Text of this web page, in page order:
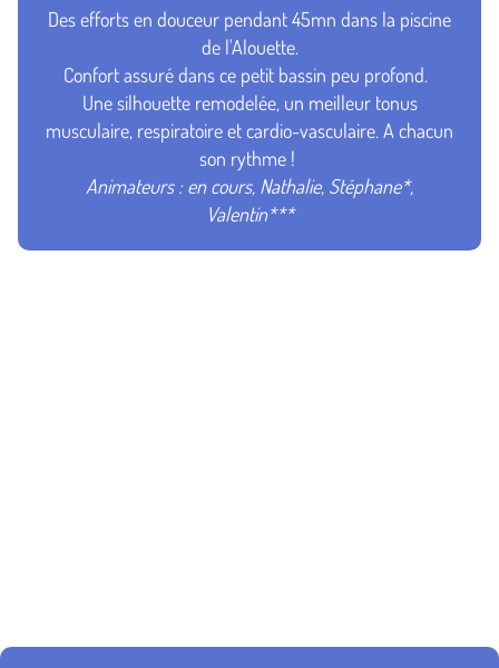
Des efforts en douceur pendant 45mn dans la piscine
de l'Alouette.
Confort assuré dans ce petit bassin peu profond.
Une silhouette remodelée, un meilleur tonus
musculaire, respiratoire et cardio-vasculaire. A chacun
son rythme !
Animateurs : en cours, Nathalie, Stéphane*,
Valentin***